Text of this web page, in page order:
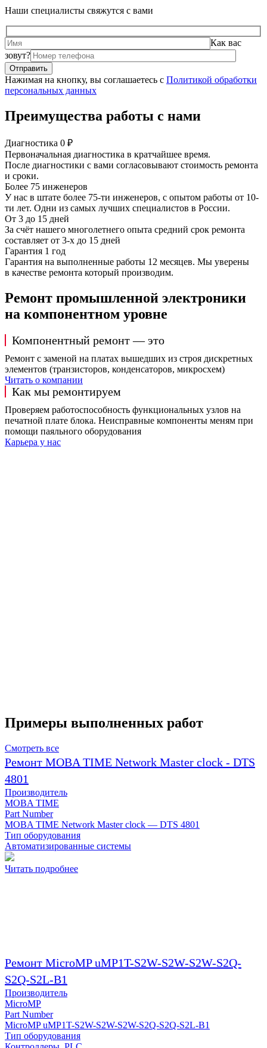
Наши специалисты свяжутся с вами
Как вас
зовут?
Нажимая на кнопку, вы соглашаетесь с Политикой обработки
персональных данных
Преимущества работы с нами
Диагностика 0 ₽
Первоначальная диагностика в кратчайшее время.
После диагностики с вами согласовывают стоимость ремонта
и сроки.
Более 75 инженеров
У нас в штате более 75-ти инженеров, с опытом работы от 10-
ти лет. Одни из самых лучших специалистов в России.
От 3 до 15 дней
За счёт нашего многолетнего опыта средний срок ремонта
составляет от 3-х до 15 дней
Гарантия 1 год
Гарантия на выполненные работы 12 месяцев. Мы уверены
в качестве ремонта который производим.
Ремонт промышленной электроники
на компонентном уровне
Компонентный ремонт — это
Ремонт с заменой на платах вышедших из строя дискретных
элементов (транзисторов, конденсаторов, микросхем)
Читать о компании
Как мы ремонтируем
Проверяем работоспособность функциональных узлов на
печатной плате блока. Неисправные компоненты меням при
помощи паяльного оборудования
Карьера у нас
Примеры выполненных работ
Смотреть все
Ремонт MOBA TIME Network Master clock - DTS
4801
Производитель
MOBA TIME
Part Number
MOBA TIME Network Master clock — DTS 4801
Тип оборудования
Автоматизированные системы
Читать подробнее
Ремонт MicroMP uMP1T-S2W-S2W-S2W-S2Q-
S2Q-S2L-B1
Производитель
MicroMP
Part Number
MicroMP uMP1T-S2W-S2W-S2W-S2Q-S2Q-S2L-B1
Тип оборудования